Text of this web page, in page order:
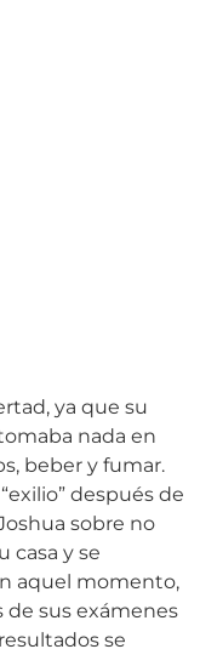
ya que su
nada en
beber y fumar.
después de
sobre no
casa y se
aquel momento,
de sus exámenes
se